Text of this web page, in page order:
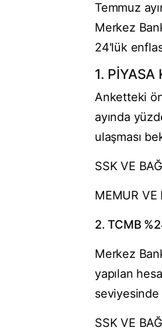
Temmuz
Merkez
24'lük
1. PİYASA
Anketteki
ayında
ulaşması
SSK VE
MEMUR VE
2. TCMB
Merkez
yapılan
SSK VE